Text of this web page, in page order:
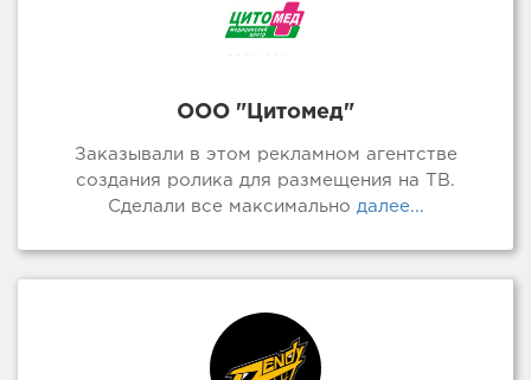
ООО "Цитомед"
Заказывали в этом рекламном агентстве
создания ролика для размещения на ТВ.
Сделали все максимально далее...